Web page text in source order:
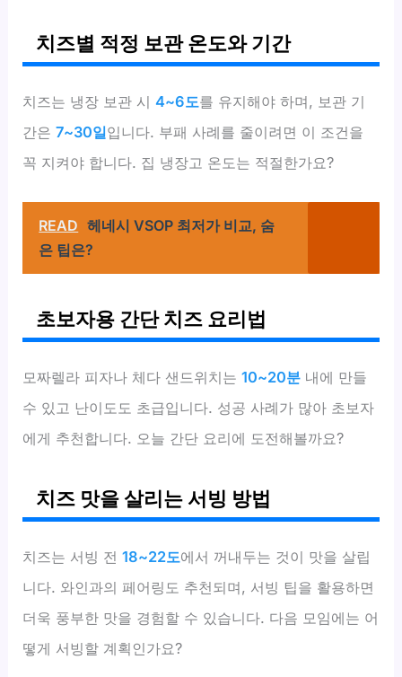
치즈별 적정 보관 온도와 기간
치즈는 냉장 보관 시4~6도를 유지해야 하며, 보관 기
간은7~30일입니다. 부패 사례를 줄이려면 이 조건을
꼭 지켜야 합니다. 집 냉장고 온도는 적절한가요?
READ 헤네시 VSOP 최저가 비교, 숨
은 팁은?
초보자용 간단 치즈 요리법
모짜렐라 피자나 체다 샌드위치는10~20분 내에 만들
수 있고 난이도도 초급입니다. 성공 사례가 많아 초보자
에게 추천합니다. 오늘 간단 요리에 도전해볼까요?
치즈 맛을 살리는 서빙 방법
치즈는 서빙 전18~22도에서 꺼내두는 것이 맛을 살립
니다. 와인과의 페어링도 추천되며, 서빙 팁을 활용하면
더욱 풍부한 맛을 경험할 수 있습니다. 다음 모임에는 어
떻게 서빙할 계획인가요?